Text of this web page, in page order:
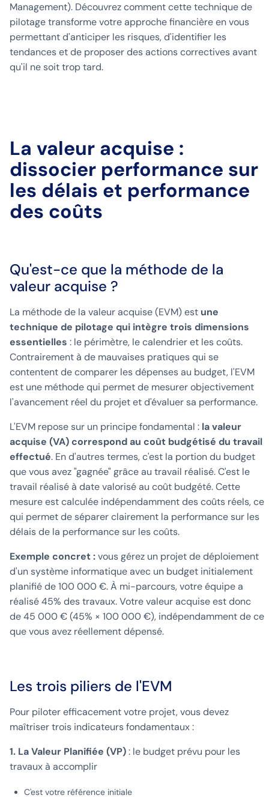
Management). Découvrez comment cette technique de
pilotage transforme votre approche financière en vous
permettant d'anticiper les risques, d'identifier les
tendances et de proposer des actions correctives avant
qu'il ne soit trop tard.
La valeur acquise :
dissocier performance sur
les délais et performance
des coûts
Qu'est-ce que la méthode de la
valeur acquise ?
La méthode de la valeur acquise (EVM) est une
technique de pilotage qui intègre trois dimensions
essentielles : le périmètre, le calendrier et les coûts.
Contrairement à de mauvaises pratiques qui se
contentent de comparer les dépenses au budget, l'EVM
est une méthode qui permet de mesurer objectivement
l'avancement réel du projet et d'évaluer sa performance.
L'EVM repose sur un principe fondamental : la valeur
acquise (VA) correspond au coût budgétisé du travail
effectué. En d'autres termes, c'est la portion du budget
que vous avez "gagnée" grâce au travail réalisé. C'est le
travail réalisé à date valorisé au coût budgété. Cette
mesure est calculée indépendamment des coûts réels, ce
qui permet de séparer clairement la performance sur les
délais de la performance sur les coûts.
Exemple concret :vous gérez un projet de déploiement
d'un système informatique avec un budget initialement
planifié de 100 000 €. À mi-parcours, votre équipe a
réalisé 45% des travaux. Votre valeur acquise est donc
de 45 000 € (45% × 100 000 €), indépendamment de ce
que vous avez réellement dépensé.
Les trois piliers de l'EVM
Pour piloter efficacement votre projet, vous devez
maîtriser trois indicateurs fondamentaux :
1. La Valeur Planifiée (VP): le budget prévu pour les
travaux à accomplir
C'est votre référence initiale